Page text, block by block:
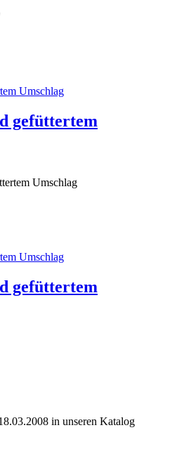
gefüttertem
Umschlag
gefüttertem
in unseren Katalog